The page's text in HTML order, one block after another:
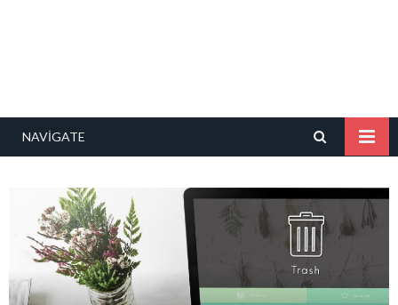
NAVIGATE